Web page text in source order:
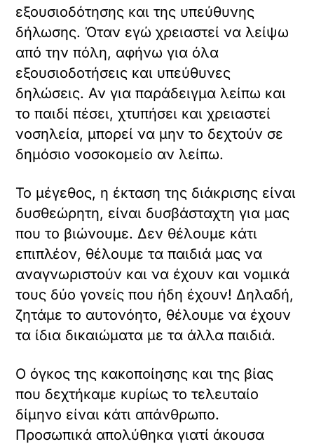
εξουσιοδότησης και της υπεύθυνης
δήλωσης. Όταν εγώ χρειαστεί να λείψω
από την πόλη, αφήνω για όλα
εξουσιοδοτήσεις και υπεύθυνες
δηλώσεις. Αν για παράδειγμα λείπω και
το παιδί πέσει, χτυπήσει και χρειαστεί
νοσηλεία, μπορεί να μην το δεχτούν σε
δημόσιο νοσοκομείο αν λείπω.
Το μέγεθος, η έκταση της διάκρισης είναι
δυσθεώρητη, είναι δυσβάσταχτη για μας
που το βιώνουμε. Δεν θέλουμε κάτι
επιπλέον, θέλουμε τα παιδιά μας να
αναγνωριστούν και να έχουν και νομικά
τους δύο γονείς που ήδη έχουν! Δηλαδή,
ζητάμε το αυτονόητο, θέλουμε να έχουν
τα ίδια δικαιώματα με τα άλλα παιδιά.
Ο όγκος της κακοποίησης και της βίας
που δεχτήκαμε κυρίως το τελευταίο
δίμηνο είναι κάτι απάνθρωπο.
Προσωπικά απολύθηκα γιατί άκουσα